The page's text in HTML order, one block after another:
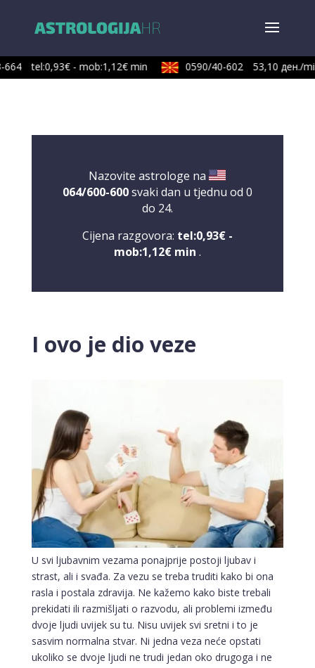
tel:0,93€ - mob:1,12€ min 0590/40-602 53,10 ден./min
Nazovite astrologe na
064/600-600svaki dan u tjednu od 0
do 24.
Cijena razgovora: tel:0,93€ -
mob:1,12€ min .
I ovo je dio veze
U svi ljubavnim vezama ponajprije postoji ljubav i
strast, ali i svađa. Za vezu se treba truditi kako bi ona
rasla i postala zdravija. Ne kažemo kako biste trebali
prekidati ili razmišljati o razvodu, ali problemi između
dvoje ljudi uvijek su tu. Nisu uvijek svi sretni i to je
sasvim normalna stvar. Ni jedna veza neće opstati
ukoliko se dvoje ljudi ne trudi jedan oko drugoga i ne